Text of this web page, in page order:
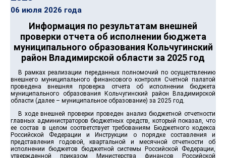
06 июля 2026 года
Информация по результатам внешней
проверки отчета об исполнении бюджета
муниципального образования Кольчугинский
район Владимирской области за 2025 год
В рамках реализации переданных полномочий по осуществлению
внешнего муниципального финансового контроля Счетной палатой
проведена внешняя проверка отчета об исполнении бюджета
муниципального образования Кольчугинский район Владимирской
области (далее – муниципальное образование) за 2025 год.
В ходе внешней проверки проведен анализ бюджетной отчетности
главных администраторов бюджетных средств, который показал, что
ее состав в целом соответствует требованиям Бюджетного кодекса
Российской Федерации и Инструкции о порядке составления и
представления годовой, квартальной и месячной отчетности об
исполнении бюджетов бюджетной системы Российской Федерации,
утвержденной приказом Министерства финансов Российской